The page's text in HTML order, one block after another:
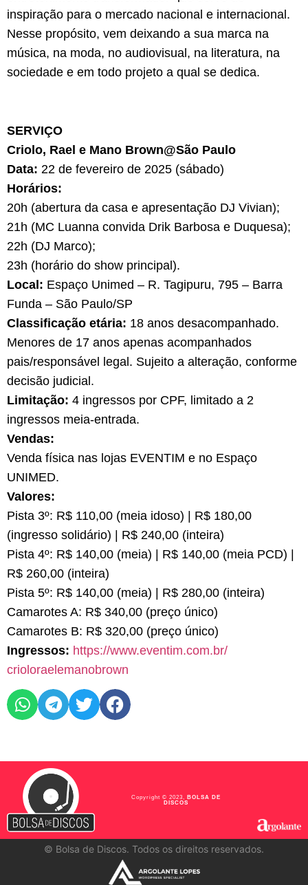
inspiração para o mercado nacional e internacional.
Nesse propósito, vem deixando a sua marca na
música, na moda, no audiovisual, na literatura, na
sociedade e em todo projeto a qual se dedica.
SERVIÇO
Criolo, Rael e Mano Brown@São Paulo
Data: 22 de fevereiro de 2025 (sábado)
Horários:
20h (abertura da casa e apresentação DJ Vivian);
21h (MC Luanna convida Drik Barbosa e Duquesa);
22h (DJ Marco);
23h (horário do show principal).
Local: Espaço Unimed – R. Tagipuru, 795 – Barra
Funda – São Paulo/SP
Classificação etária: 18 anos desacompanhado.
Menores de 17 anos apenas acompanhados
pais/responsável legal. Sujeito a alteração, conforme
decisão judicial.
Limitação: 4 ingressos por CPF, limitado a 2
ingressos meia-entrada.
Vendas:
Venda física nas lojas EVENTIM e no Espaço
UNIMED.
Valores:
Pista 3º: R$ 110,00 (meia idoso) | R$ 180,00
(ingresso solidário) | R$ 240,00 (inteira)
Pista 4º: R$ 140,00 (meia) | R$ 140,00 (meia PCD) |
R$ 260,00 (inteira)
Pista 5º: R$ 140,00 (meia) | R$ 280,00 (inteira)
Camarotes A: R$ 340,00 (preço único)
Camarotes B: R$ 320,00 (preço único)
Ingressos: https://www.eventim.com.br/
crioloraelemanobrown
Copyright © 2023,
BOLSA DE
DISCOS
© Bolsa de Discos. Todos os direitos reservados.